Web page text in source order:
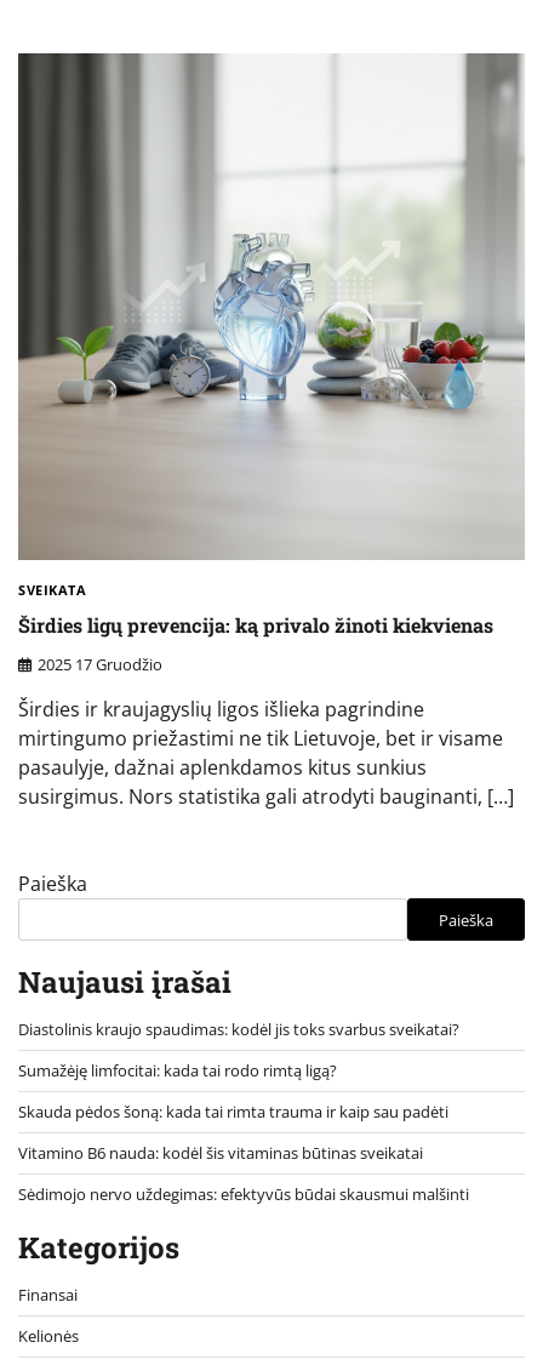
SVEIKATA
Širdies ligų prevencija: ką privalo žinoti kiekvienas
2025 17 Gruodžio
Širdies ir kraujagyslių ligos išlieka pagrindine
mirtingumo priežastimi ne tik Lietuvoje, bet ir visame
pasaulyje, dažnai aplenkdamos kitus sunkius
susirgimus. Nors statistika gali atrodyti bauginanti, […]
Paieška
Paieška
Naujausi įrašai
Diastolinis kraujo spaudimas: kodėl jis toks svarbus sveikatai?
Sumažėję limfocitai: kada tai rodo rimtą ligą?
Skauda pėdos šoną: kada tai rimta trauma ir kaip sau padėti
Vitamino B6 nauda: kodėl šis vitaminas būtinas sveikatai
Sėdimojo nervo uždegimas: efektyvūs būdai skausmui malšinti
Kategorijos
Finansai
Kelionės